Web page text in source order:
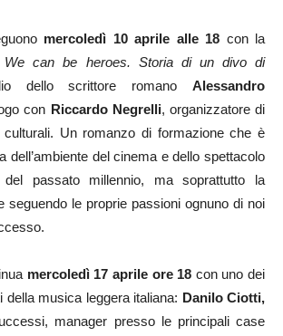
mercoledì 10 aprile alle 18 con la
We can be heroes. Storia di un divo di
dello scrittore romano Alessandro
con Riccardo Negrelli, organizzatore di
Un romanzo di formazione che è
dell’ambiente del cinema e dello spettacolo
passato millennio, ma soprattutto la
seguendo le proprie passioni ognuno di noi
mercoledì 17 aprile ore 18 con uno dei
della musica leggera italiana: Danilo Ciotti,
manager presso le principali case